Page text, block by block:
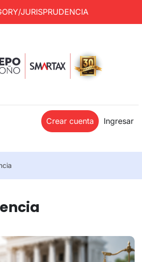
JURISPRUDENCIA
Crear cuenta Ingresar